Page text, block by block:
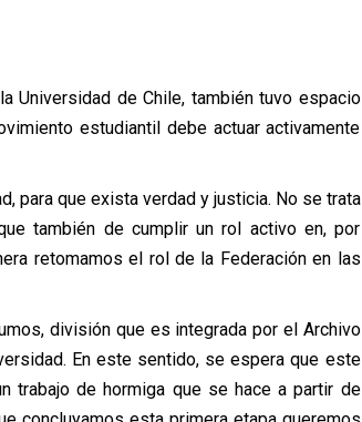
Universidad de Chile, también tuvo espacio
estudiantil debe actuar activamente
para que exista verdad y justicia. No se trata
también de cumplir un rol activo en, por
retomamos el rol de la Federación en las
división que es integrada por el Archivo
En este sentido, se espera que este
trabajo de hormiga que se hace a partir de